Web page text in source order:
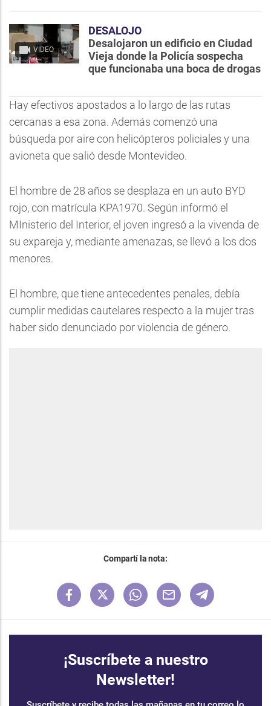
VIDEO
DESALOJO
Desalojaron un edificio en Ciudad
Vieja donde la Policía sospecha
que funcionaba una boca de drogas
Hay efectivos apostados a lo largo de las rutas
cercanas a esa zona. Además comenzó una
búsqueda por aire con helicópteros policiales y una
avioneta que salió desde Montevideo.
El hombre de 28 años se desplaza en un auto BYD
rojo, con matrícula KPA1970. Según informó el
MInisterio del Interior, el joven ingresó a la vivenda de
su expareja y, mediante amenazas, se llevó a los dos
menores.
El hombre, que tiene antecedentes penales, debía
cumplir medidas cautelares respecto a la mujer tras
haber sido denunciado por violencia de género.
Compartí la nota:
¡Suscríbete a nuestro
Newsletter!